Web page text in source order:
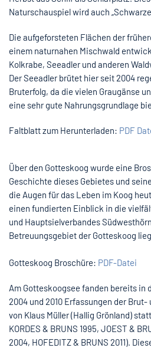
Naturschauspiel wird auch
Die aufgeforsteten Flächen der
einem naturnahen Mischwald
Kolkrabe, Seeadler und anderen
Der Seeadler brütet hier seit 2004
Bruterfolg, da die vielen Graugänse
eine sehr gute Nahrungsgrundlage
Faltblatt zum Herunterladen: PDF
Über den Gotteskoog wurde eine
Geschichte dieses Gebietes und
die Augen für das Leben im Koog
einen fundierten Einblick in die
und Hauptsielverbandes
Betreuungsgebiet der Gotteskoog
Gotteskoog Broschüre: PDF-Datei
Am Gotteskoogsee fanden bereits in
2004 und 2010 Erfassungen der
von Klaus Müller (Hallig Grönland)
KORDES & BRUNS 1995, JOEST &
2004, HOFEDITZ & BRUNS 2011).